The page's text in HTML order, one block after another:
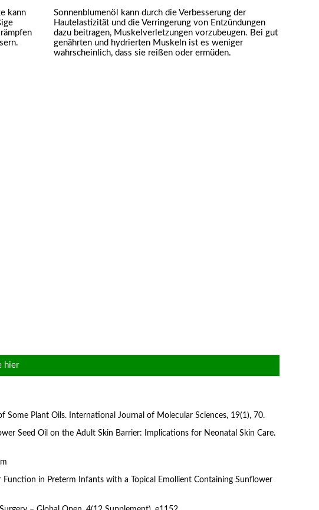
kann
Sonnenblumenöl kann durch die Verbesserung der
Hautelastizität und die Verringerung von Entzündungen
dazu beitragen, Muskelverletzungen vorzubeugen. Bei gut
genährten und hydrierten Muskeln ist es weniger
wahrscheinlich, dass sie reißen oder ermüden.
hier
Some Plant Oils. International Journal of Molecular Sciences, 19(1), 70.
Seed Oil on the Adult Skin Barrier: Implications for Neonatal Skin Care.
Function in Preterm Infants with a Topical Emollient Containing Sunflower